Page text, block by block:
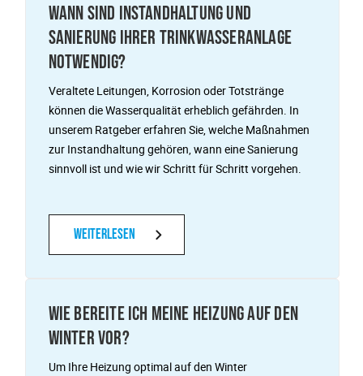
WANN SIND INSTANDHALTUNG UND
SANIERUNG IHRER TRINKWASSERANLAGE
NOTWENDIG?
Veraltete Leitungen, Korrosion oder Totstränge
können die Wasserqualität erheblich gefährden. In
unserem Ratgeber erfahren Sie, welche Maßnahmen
zur Instandhaltung gehören, wann eine Sanierung
sinnvoll ist und wie wir Schritt für Schritt vorgehen.
Weiterlesen
WIE BEREITE ICH MEINE HEIZUNG AUF DEN
WINTER VOR?
Um Ihre Heizung optimal auf den Winter